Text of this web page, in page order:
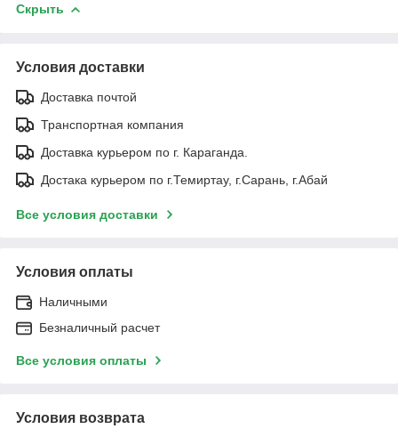
Скрыть
Условия доставки
Доставка почтой
Транспортная компания
Доставка курьером по г. Караганда.
Достака курьером по г.Темиртау, г.Сарань, г.Абай
Все условия доставки
Условия оплаты
Наличными
Безналичный расчет
Все условия оплаты
Условия возврата